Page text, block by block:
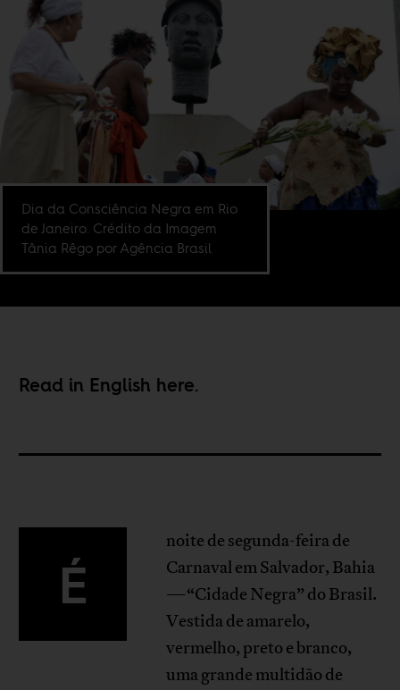
Dia da Consciência Negra em Rio
de Janeiro. Crédito da Imagem
Tânia Rêgo por Agência Brasil
Read in English here.
É
noite de segunda-feira de
Carnaval em Salvador, Bahia
—“Cidade Negra” do Brasil.
Vestida de amarelo,
vermelho, preto e branco,
uma grande multidão de